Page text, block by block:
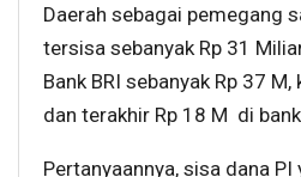
Daerah sebagai pemegang
tersisa sebanyak Rp 31
Bank BRI sebanyak Rp 37
dan terakhir Rp 18 M di
Pertanyaannya, sisa dana PI